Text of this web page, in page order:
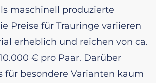
maschinell produzierte
Preise für Trauringe variieren
erheblich und reichen von ca.
€ pro Paar. Darüber
für besondere Varianten kaum